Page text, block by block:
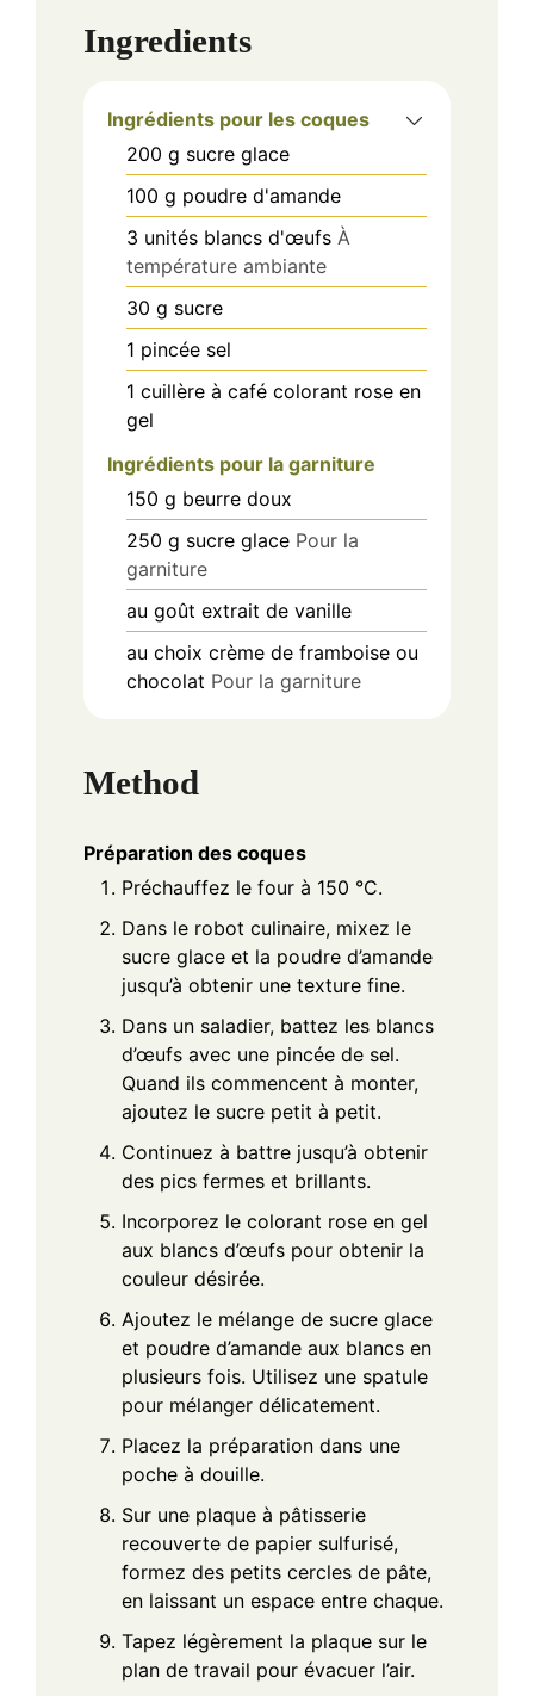
Ingredients
Ingrédients pour les coques
200 g sucre glace
100 g poudre d'amande
3 unités blancs d'œufs À
température ambiante
30 g sucre
1 pincée sel
1 cuillère à café colorant rose en
gel
Ingrédients pour la garniture
150 g beurre doux
250 g sucre glace Pour la
garniture
au goût extrait de vanille
au choix crème de framboise ou
chocolat Pour la garniture
Method
Préparation des coques
Préchauffez le four à 150 °C.
Dans le robot culinaire, mixez le
sucre glace et la poudre d’amande
jusqu’à obtenir une texture fine.
Dans un saladier, battez les blancs
d’œufs avec une pincée de sel.
Quand ils commencent à monter,
ajoutez le sucre petit à petit.
Continuez à battre jusqu’à obtenir
des pics fermes et brillants.
Incorporez le colorant rose en gel
aux blancs d’œufs pour obtenir la
couleur désirée.
Ajoutez le mélange de sucre glace
et poudre d’amande aux blancs en
plusieurs fois. Utilisez une spatule
pour mélanger délicatement.
Placez la préparation dans une
poche à douille.
Sur une plaque à pâtisserie
recouverte de papier sulfurisé,
formez des petits cercles de pâte,
en laissant un espace entre chaque.
Tapez légèrement la plaque sur le
plan de travail pour évacuer l’air.